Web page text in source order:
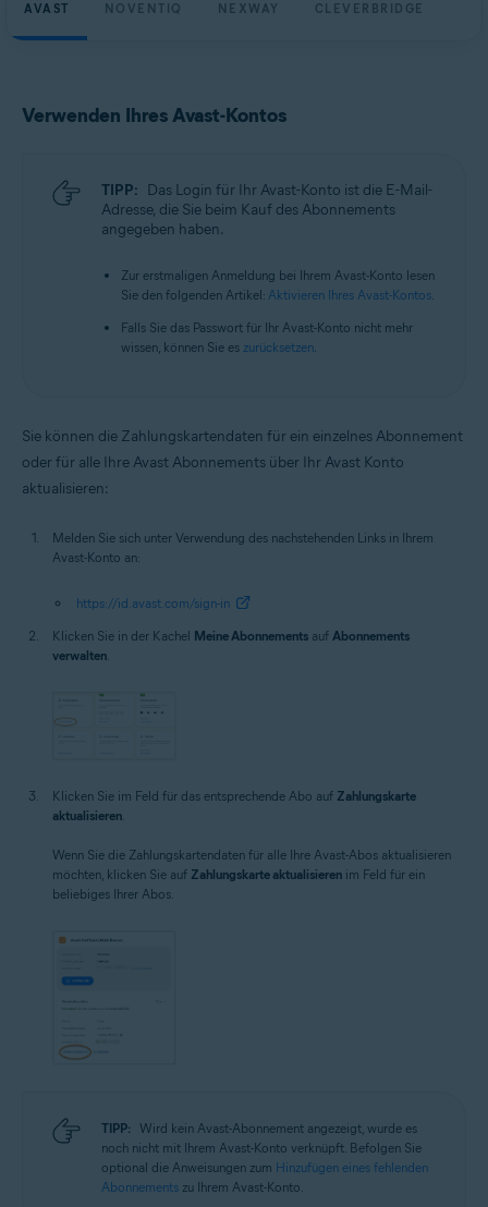
AVAST NOVENTIQ NEXWAY CLEVERBRIDGE
Verwenden Ihres Avast-Kontos
TIPP: Das Login für Ihr Avast-Konto ist die E-Mail-
Adresse, die Sie beim Kauf des Abonnements
angegeben haben.
Zur erstmaligen Anmeldung bei Ihrem Avast-Konto lesen
Sie den folgenden Artikel: Aktivieren Ihres Avast-Kontos.
Falls Sie das Passwort für Ihr Avast-Konto nicht mehr
wissen, können Sie es zurücksetzen.
Sie können die Zahlungskartendaten für ein einzelnes Abonnement
oder für alle Ihre Avast Abonnements über Ihr Avast Konto
aktualisieren:
Melden Sie sich unter Verwendung des nachstehenden Links in Ihrem
Avast-Konto an:
https://id.avast.com/sign-in
Klicken Sie in der Kachel Meine Abonnements auf Abonnements
verwalten.
Klicken Sie im Feld für das entsprechende Abo auf Zahlungskarte
aktualisieren.
Wenn Sie die Zahlungskartendaten für alle Ihre Avast-Abos aktualisieren
möchten, klicken Sie auf Zahlungskarte aktualisieren im Feld für ein
beliebiges Ihrer Abos.
TIPP: Wird kein Avast-Abonnement angezeigt, wurde es
noch nicht mit Ihrem Avast-Konto verknüpft. Befolgen Sie
optional die Anweisungen zum Hinzufügen eines fehlenden
Abonnements zu Ihrem Avast-Konto.